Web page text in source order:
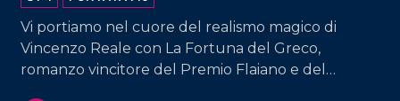
Vi portiamo nel cuore del realismo magico di
Vincenzo Reale con La Fortuna del Greco,
romanzo vincitore del Premio Flaiano e del
VAI AL TITOLO